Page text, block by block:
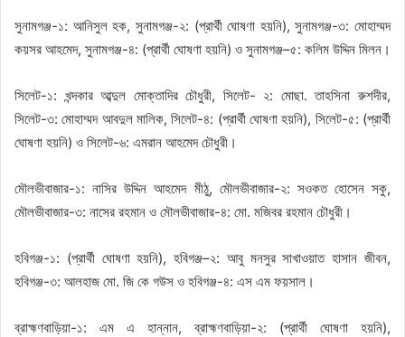
সুনামগঞ্জ-১: আনিসুল হক, সুনামগঞ্জ-২: (প্রার্থী ঘোষণা হয়নি), সুনামগঞ্জ-৩: মোহাম্মদ
কয়সর আহমেদ, সুনামগঞ্জ-৪: (প্রার্থী ঘোষণা হয়নি) ও সুনামগঞ্জ–৫: কলিম উদ্দিন মিলন।
সিলেট-১: খন্দকার আব্দুল মোক্তাদির চৌধুরী, সিলেট- ২: মোছা. তাহসিনা রুশদীর,
সিলেট-৩: মোহাম্মদ আবদুল মালিক, সিলেট-৪: (প্রার্থী ঘোষণা হয়নি), সিলেট-৫: (প্রার্থী
ঘোষণা হয়নি) ও সিলেট-৬: এমরান আহমেদ চৌধুরী।
মৌলভীবাজার-১: নাসির উদ্দিন আহমেদ মীঠু, মৌলভীবাজার-২: সওকত হোসেন সকু,
মৌলভীবাজার-৩: নাসের রহমান ও মৌলভীবাজার-৪: মো. মজিবর রহমান চৌধুরী।
হবিগঞ্জ-১: (প্রার্থী ঘোষণা হয়নি), হবিগঞ্জ–২: আবু মনসুর সাখাওয়াত হাসান জীবন,
হবিগঞ্জ-৩: আলহাজ মো. জি কে গউস ও হবিগঞ্জ-৪: এস এম ফয়সাল।
ব্রাহ্মণবাড়িয়া-১: এম এ হান্নান, ব্রাহ্মণবাড়িয়া-২: (প্রার্থী ঘোষণা হয়নি),